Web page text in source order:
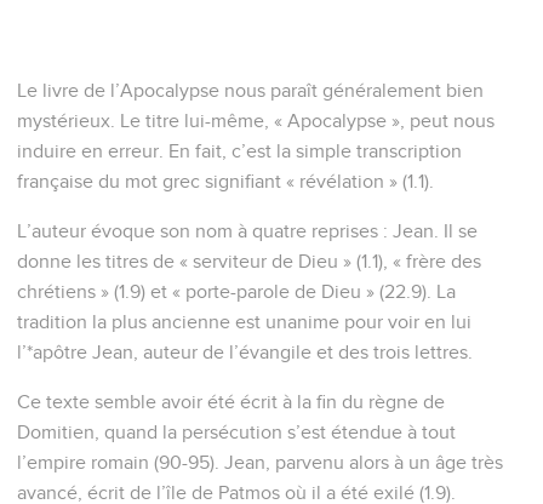
Le livre de l’Apocalypse nous paraît généralement bien
mystérieux. Le titre lui-même, « Apocalypse », peut nous
induire en erreur. En fait, c’est la simple transcription
française du mot grec signifiant « révélation » (1.1).
L’auteur évoque son nom à quatre reprises : Jean. Il se
donne les titres de « serviteur de Dieu » (1.1), « frère des
chrétiens » (1.9) et « porte-parole de Dieu » (22.9). La
tradition la plus ancienne est unanime pour voir en lui
l’*apôtre Jean, auteur de l’évangile et des trois lettres.
Ce texte semble avoir été écrit à la fin du règne de
Domitien, quand la persécution s’est étendue à tout
l’empire romain (90-95). Jean, parvenu alors à un âge très
avancé, écrit de l’île de Patmos où il a été exilé (1.9).